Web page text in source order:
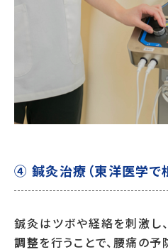
④ 鍼灸治療（東洋医学で
鍼灸はツボや経絡を刺激し
調整を行うことで、腰痛の予